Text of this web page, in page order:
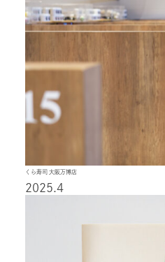
くら寿司 大阪万博店
2025.4